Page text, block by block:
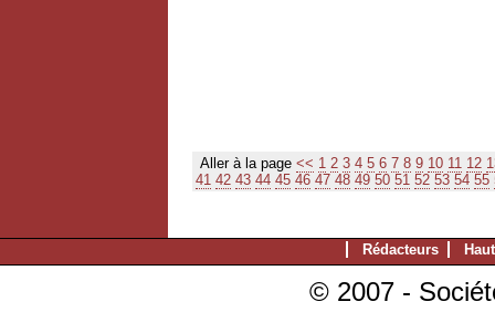
Aller à la page << 1 2 3 4 5 6 7 8 9 10 11 12
41 42 43 44 45 46 47 48 49 50 51 52 53 54 55
Rédacteurs
© 2007 -